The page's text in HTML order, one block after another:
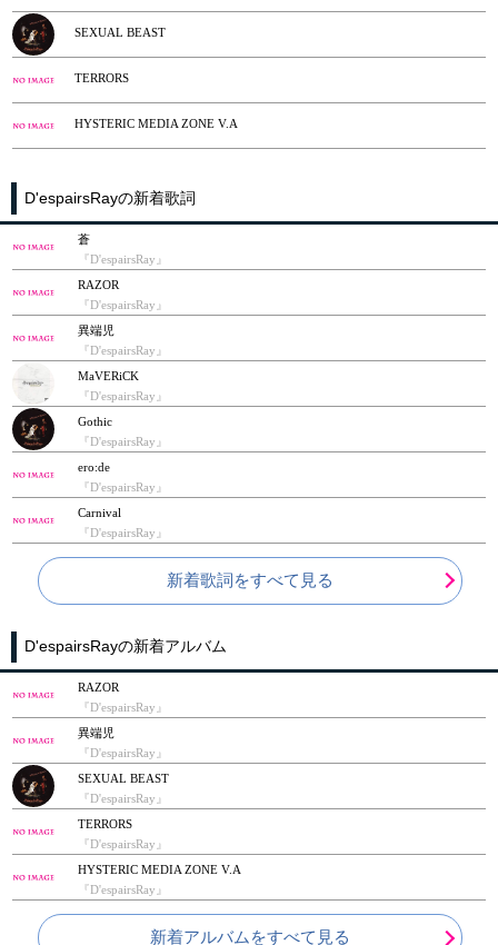
SEXUAL BEAST
TERRORS
HYSTERIC MEDIA ZONE V.A
D'espairsRayの新着歌詞
蒼
『D'espairsRay』
RAZOR
『D'espairsRay』
異端児
『D'espairsRay』
MaVERiCK
『D'espairsRay』
Gothic
『D'espairsRay』
ero:de
『D'espairsRay』
Carnival
『D'espairsRay』
新着歌詞をすべて見る
D'espairsRayの新着アルバム
RAZOR
『D'espairsRay』
異端児
『D'espairsRay』
SEXUAL BEAST
『D'espairsRay』
TERRORS
『D'espairsRay』
HYSTERIC MEDIA ZONE V.A
『D'espairsRay』
新着アルバムをすべて見る